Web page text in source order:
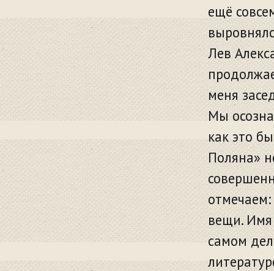
ещё
Лев
меня
Мы
как это
Поляна»
вещи. Имя
самом